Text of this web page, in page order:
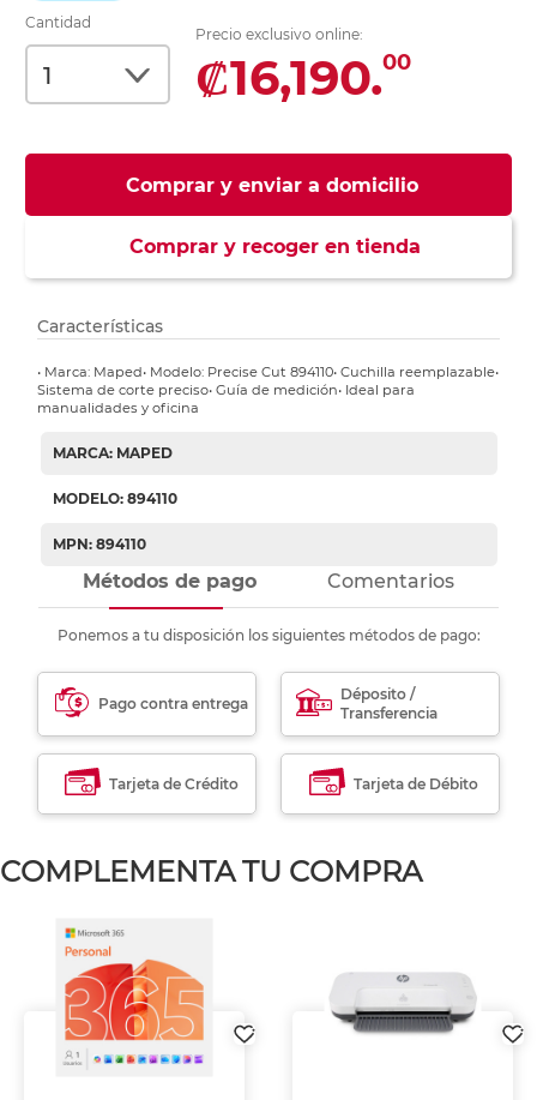
Cantidad
Precio exclusivo online:
₡16,190.00
Comprar y enviar a domicilio
Comprar y recoger en tienda
Características
• Marca: Maped• Modelo: Precise Cut 894110• Cuchilla reemplazable•
Sistema de corte preciso• Guía de medición• Ideal para
manualidades y oficina
MARCA: MAPED
MODELO: 894110
MPN: 894110
Métodos de pago Comentarios
Ponemos a tu disposición los siguientes métodos de pago:
Pago contra entrega
Déposito /
Transferencia
Tarjeta de Crédito Tarjeta de Débito
COMPLEMENTA TU COMPRA